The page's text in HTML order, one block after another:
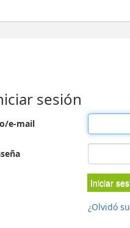
sesión
e-mail
Iniciar
¿Olvidó